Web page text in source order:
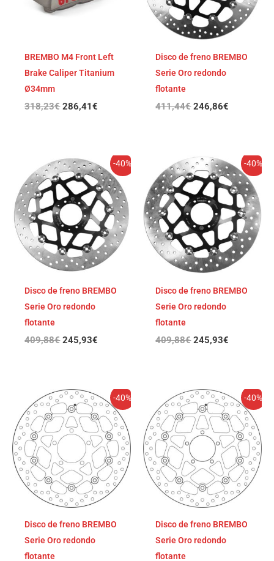
BREMBO M4 Front Left
Brake Caliper Titanium
Ø34mm
318,23€ 286,41€
Disco de freno BREMBO
Serie Oro redondo
flotante
411,44€ 246,86€
-40%
Disco de freno BREMBO
Serie Oro redondo
flotante
409,88€
El
precio
original
era:
409,88€.
245,93€
precio
actual
es:
245,93€.
-40%
Disco de freno BREMBO
Serie Oro redondo
flotante
409,88€
El
precio
original
era:
409,88€.
245,93€
El
precio
actual
es:
245,93€.
-40%
Disco de freno BREMBO
Serie Oro redondo
flotante
El
precio
original
era:
395,85€.
El
precio
actual
es:
237,51€.
-40%
Disco de freno BREMBO
Serie Oro redondo
flotante
El
precio
original
era:
395,85€.
El
precio
actual
es:
237,51€.